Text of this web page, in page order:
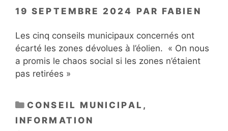
19 SEPTEMBRE 2024 PAR FABIEN
Les cinq conseils municipaux concernés ont
écarté les zones dévolues à l’éolien. « On nous
a promis le chaos social si les zones n’étaient
pas retirées »
CATÉGORIES
CONSEIL MUNICIPAL ,
INFORMATION